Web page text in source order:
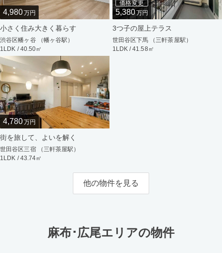
4,980万円
小さく住み大きく暮らす
渋谷区幡ヶ谷 （幡ヶ谷駅）
1LDK / 40.50㎡
価格変更
5,380万円
3つ子の屋上テラス
世田谷区下馬 （三軒茶屋駅）
1LDK / 41.58㎡
4,780万円
街を旅して、よいを解く
世田谷区三宿 （三軒茶屋駅）
1LDK / 43.74㎡
他の物件を見る
麻布･広尾エリアの物件